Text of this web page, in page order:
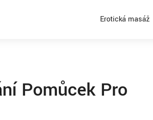
Erotická masáž
Pomůcek Pro